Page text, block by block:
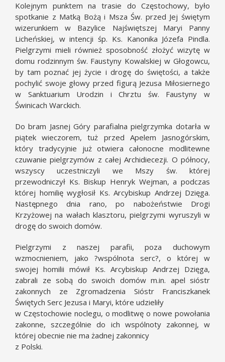
Kolejnym punktem na trasie do Częstochowy, było
spotkanie z Matką Bożą i Msza Św. przed Jej świętym
wizerunkiem w Bazylice Najświętszej Maryi Panny
Licheńskiej, w intencji śp. Ks. Kanonika Józefa Pindla.
Pielgrzymi mieli również sposobność złożyć wizytę w
domu rodzinnym św. Faustyny Kowalskiej w Głogowcu,
by tam poznać jej życie i drogę do świętości, a także
pochylić swoje głowy przed figurą Jezusa Miłosiernego
w Sanktuarium Urodzin i Chrztu św. Faustyny w
Świnicach Warckich.
Do bram Jasnej Góry parafialna pielgrzymka dotarła w
piątek wieczorem, tuż przed Apelem Jasnogórskim,
który tradycyjnie już otwiera całonocne modlitewne
czuwanie pielgrzymów z całej Archidiecezji. O północy,
wszyscy uczestniczyli we Mszy św. której
przewodniczył Ks. Biskup Henryk Wejman, a podczas
której homilię wygłosił Ks. Arcybiskup Andrzej Dzięga.
Następnego dnia rano, po nabożeństwie Drogi
Krzyżowej na wałach klasztoru, pielgrzymi wyruszyli w
drogę do swoich domów.
Pielgrzymi z naszej parafii, poza duchowym
wzmocnieniem, jako ?wspólnota serc?, o której w
swojej homilii mówił Ks. Arcybiskup Andrzej Dzięga,
zabrali ze sobą do swoich domów m.in. apel sióstr
zakonnych ze Zgromadzenia Sióstr Franciszkanek
Świętych Serc Jezusa i Maryi, które udzieliły
w Częstochowie noclegu, o modlitwę o nowe powołania
zakonne, szczególnie do ich wspólnoty zakonnej, w
której obecnie nie ma żadnej zakonnicy
z Polski.